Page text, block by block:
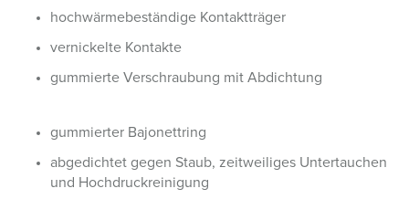
hochwärmebeständige Kontaktträger
vernickelte Kontakte
gummierte Verschraubung mit Abdichtung
gummierter Bajonettring
abgedichtet gegen Staub, zeitweiliges Untertauchen
und Hochdruckreinigung